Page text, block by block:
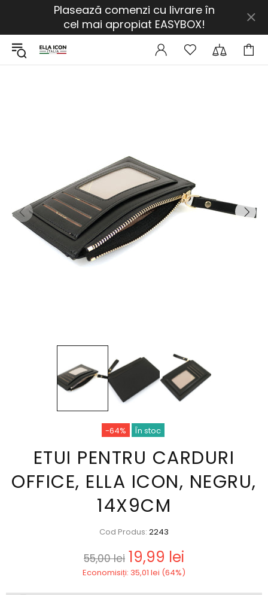
Plasează comenzi cu livrare în
cel mai apropiat EASYBOX!
-64% În stoc
ETUI PENTRU CARDURI
OFFICE, ELLA ICON, NEGRU,
14X9CM
Cod Produs: 2243
55,00 lei 19,99 lei
Economisiți: 35,01 lei (64%)